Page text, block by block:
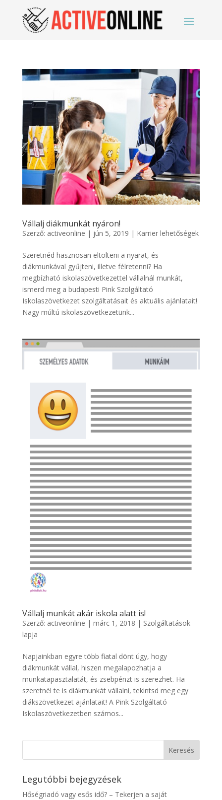
Vállalj diákmunkát nyáron!
Szerző: activeonline | jún 5, 2019 | Karrier lehetőségek
Szeretnéd hasznosan eltölteni a nyarat, és
diákmunkával gyűjteni, illetve félretenni? Ha
megbízható iskolaszövetkezettel vállalnál munkát,
ismerd meg a budapesti Pink Szolgáltató
Iskolaszövetkezet szolgáltatásait és aktuális ajánlatait!
Nagy múltú iskolaszövetkezetünk...
Vállalj munkát akár iskola alatt is!
Szerző: activeonline | márc 1, 2018 | Szolgáltatások
lapja
Napjainkban egyre több fiatal dönt úgy, hogy
diákmunkát vállal, hiszen megalapozhatja a
munkatapasztalatát, és zsebpénzt is szerezhet. Ha
szeretnél te is diákmunkát vállalni, tekintsd meg egy
diákszövetkezet ajánlatait! A Pink Szolgáltató
Iskolaszövetkezetben számos...
Legutóbbi bejegyzések
Hőségriadó vagy esős idő? – Tekerjen a saját